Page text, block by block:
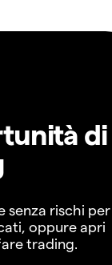
di
senza rischi per
oppure apri
trading.